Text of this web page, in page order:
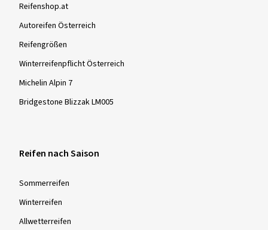
Reifenshop.at
Autoreifen Österreich
Reifengrößen
Winterreifenpflicht Österreich
Michelin Alpin 7
Bridgestone Blizzak LM005
Reifen nach Saison
Sommer­reifen
Winter­reifen
Allwetter­reifen